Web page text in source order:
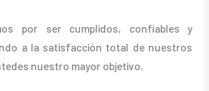
por ser cumplidos, confiables y
a la satisfacción total de nuestros
nuestro mayor objetivo.